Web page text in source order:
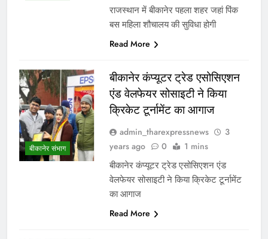
राजस्थान में बीकानेर पहला शहर जहां पिंक
बस महिला शौचालय की सुविधा होगी
Read More
बीकानेर संभाग
बीकानेर कंप्यूटर ट्रेड एसोसिएशन
एंड वेलफेयर सोसाइटी ने किया
क्रिकेट टूर्नामेंट का आगाज
admin_tharexpressnews
3
years ago
0 1 mins
बीकानेर कंप्यूटर ट्रेड एसोसिएशन एंड
वेलफेयर सोसाइटी ने किया क्रिकेट टूर्नामेंट
का आगाज
Read More